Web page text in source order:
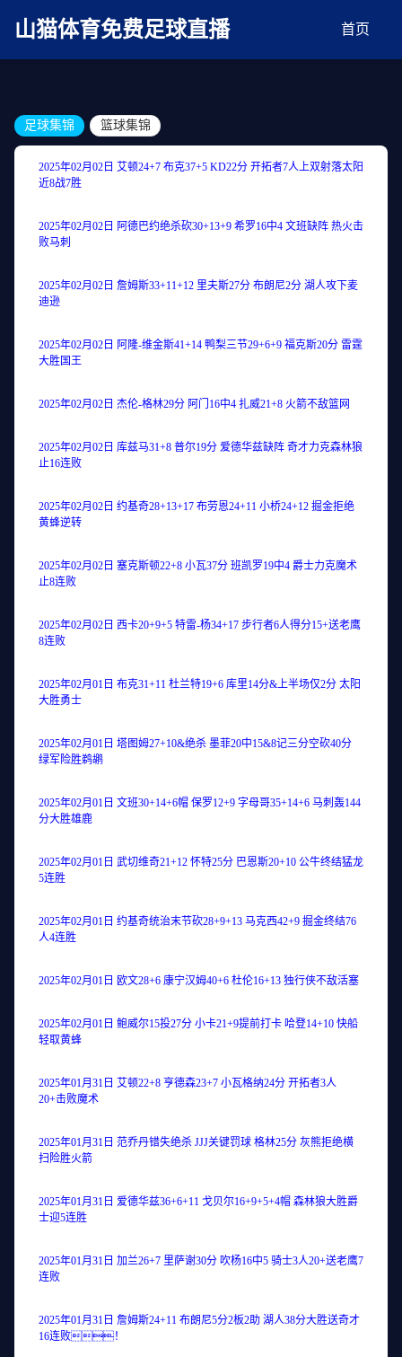
AV在线无码麻豆
山猫体育免费足球直播 首页
足球集锦 篮球集锦
2025年02月02日 艾顿24+7 布克37+5 KD22分 开拓者7人上双射落太阳
近8战7胜
2025年02月02日 阿德巴约绝杀砍30+13+9 希罗16中4 文班缺阵 热火击
败马刺
2025年02月02日 詹姆斯33+11+12 里夫斯27分 布朗尼2分 湖人攻下麦
迪逊
2025年02月02日 阿隆-维金斯41+14 鸭梨三节29+6+9 福克斯20分 雷霆
大胜国王
2025年02月02日 杰伦-格林29分 阿门16中4 扎威21+8 火箭不敌篮网
2025年02月02日 库兹马31+8 普尔19分 爱德华兹缺阵 奇才力克森林狼
止16连败
2025年02月02日 约基奇28+13+17 布劳恩24+11 小桥24+12 掘金拒绝
黄蜂逆转
2025年02月02日 塞克斯顿22+8 小瓦37分 班凯罗19中4 爵士力克魔术
止8连败
2025年02月02日 西卡20+9+5 特雷-杨34+17 步行者6人得分15+送老鹰
8连败
2025年02月01日 布克31+11 杜兰特19+6 库里14分&上半场仅2分 太阳
大胜勇士
2025年02月01日 塔图姆27+10&绝杀 墨菲20中15&8记三分空砍40分
绿军险胜鹈鹕
2025年02月01日 文班30+14+6帽 保罗12+9 字母哥35+14+6 马刺轰144
分大胜雄鹿
2025年02月01日 武切维奇21+12 怀特25分 巴恩斯20+10 公牛终结猛龙
5连胜
2025年02月01日 约基奇统治末节砍28+9+13 马克西42+9 掘金终结76
人4连胜
2025年02月01日 欧文28+6 康宁汉姆40+6 杜伦16+13 独行侠不敌活塞
2025年02月01日 鲍威尔15投27分 小卡21+9提前打卡 哈登14+10 快船
轻取黄蜂
2025年01月31日 艾顿22+8 亨德森23+7 小瓦格纳24分 开拓者3人
20+击败魔术
2025年01月31日 范乔丹错失绝杀 JJJ关键罚球 格林25分 灰熊拒绝横
扫险胜火箭
2025年01月31日 爱德华兹36+6+11 戈贝尔16+9+5+4帽 森林狼大胜爵
士迎5连胜
2025年01月31日 加兰26+7 里萨谢30分 吹杨16中5 骑士3人20+送老鹰7
连败
2025年01月31日 詹姆斯24+11 布朗尼5分2板2助 湖人38分大胜送奇才
16连败！